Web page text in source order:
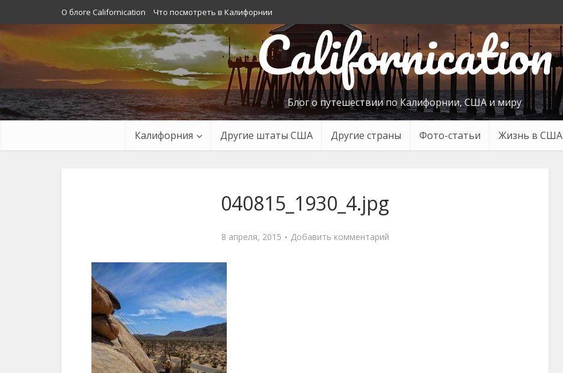
О блоге Californication Что посмотреть в КалифорнииCalifornication
Блог о путешествии по Калифорнии, США и миру
Калифорния Другие штаты США Другие страны Фото-статьи Жизнь в США
040815_1930_4.jpg
8 апреля, 2015 Добавить комментарий